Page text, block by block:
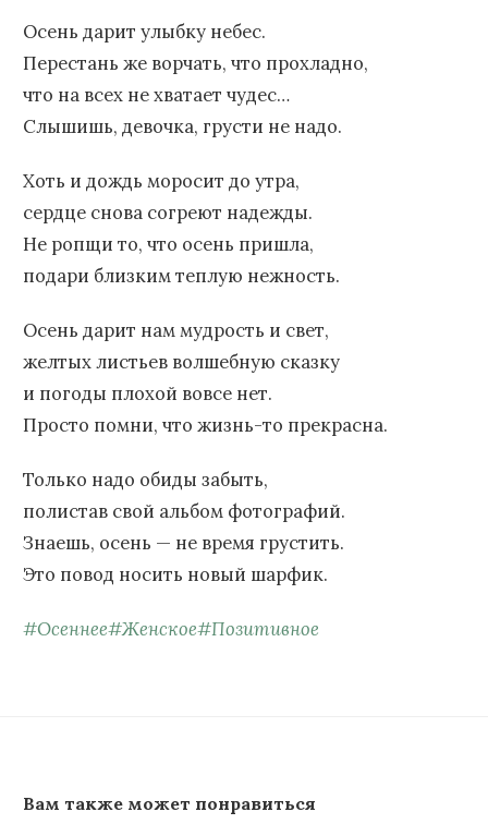
Осень дарит улыбку небес.
Перестань же ворчать, что прохладно,
что на всех не хватает чудес…
Слышишь, девочка, грусти не надо.
Хоть и дождь моросит до утра,
сердце снова согреют надежды.
Не ропщи то, что осень пришла,
подари близким теплую нежность.
Осень дарит нам мудрость и свет,
желтых листьев волшебную сказку
и погоды плохой вовсе нет.
Просто помни, что жизнь-то прекрасна.
Только надо обиды забыть,
полистав свой альбом фотографий.
Знаешь, осень — не время грустить.
Это повод носить новый шарфик.
#Осеннее#Женское#Позитивное
Вам также может понравиться